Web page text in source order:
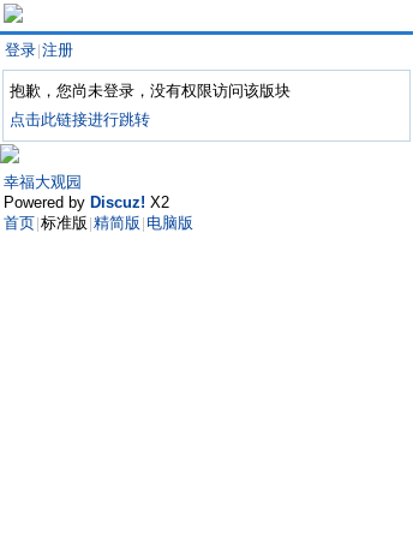
登录 注册
抱歉，您尚未登录，没有权限访问该版块
点击此链接进行跳转
幸福大观园
Powered by Discuz! X2
首页 标准版 精简版 电脑版